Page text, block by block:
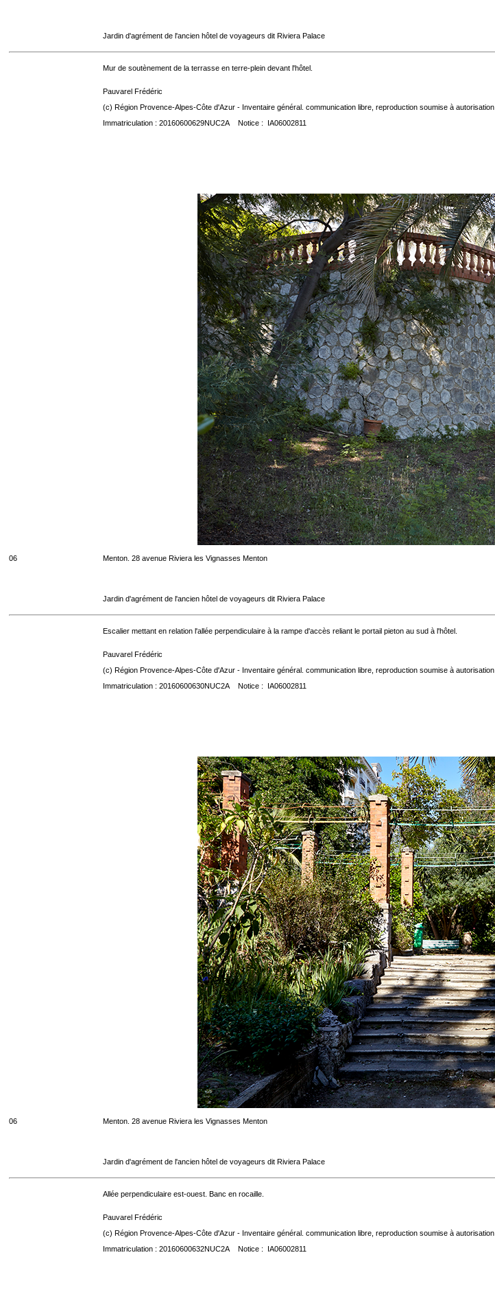
Jardin d'agrément de l'ancien hôtel de voyageurs dit Riviera Palace
Mur de soutènement de la terrasse en terre-plein devant l'hôtel.
Pauvarel Frédéric
(c) Région Provence-Alpes-Côte d'Azur - Inventaire général. communication libre, reproduction soumise à autorisation
Immatriculation : 20160600629NUC2A Notice : IA06002811
06 Menton. 28 avenue Riviera les Vignasses Menton
Jardin d'agrément de l'ancien hôtel de voyageurs dit Riviera Palace
Escalier mettant en relation l'allée perpendiculaire à la rampe d'accès reliant le portail pieton au sud à l'hôtel.
Pauvarel Frédéric
(c) Région Provence-Alpes-Côte d'Azur - Inventaire général. communication libre, reproduction soumise à autorisation
Immatriculation : 20160600630NUC2A Notice : IA06002811
06 Menton. 28 avenue Riviera les Vignasses Menton
Jardin d'agrément de l'ancien hôtel de voyageurs dit Riviera Palace
Allée perpendiculaire est-ouest. Banc en rocaille.
Pauvarel Frédéric
(c) Région Provence-Alpes-Côte d'Azur - Inventaire général. communication libre, reproduction soumise à autorisation
Immatriculation : 20160600632NUC2A Notice : IA06002811